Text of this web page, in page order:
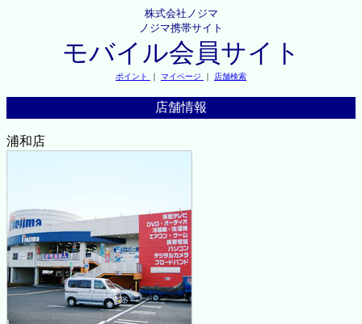
株式会社ノジマ
ノジマ携帯サイト
モバイル会員サイト
ポイント ｜ マイページ ｜ 店舗検索
店舗情報
浦和店